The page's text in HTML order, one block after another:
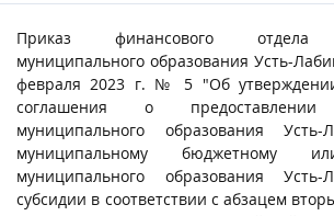
Приказ финансового отдела
муниципального образования Усть-
февраля 2023 г. № 5 "Об
соглашения о
муниципального образования Усть-
муниципальному бюджетному
муниципального образования Усть-
субсидии в соответствии с абзацем